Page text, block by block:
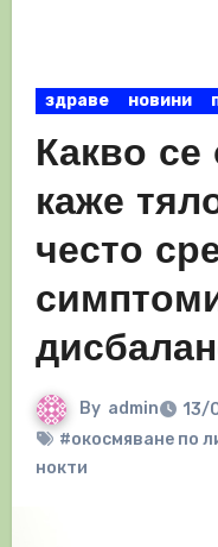
здраве новини
Какво се
каже
често
By admin
13/
#окосмяване по
нокти